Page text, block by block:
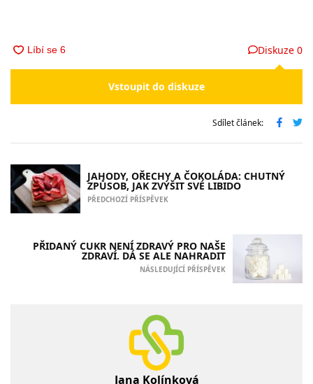
Diskuze 0
Vstoupit do diskuze
Sdílet článek:
JAHODY, OŘECHY A ČOKOLÁDA: CHUTNÝ
ZPŮSOB, JAK ZVÝŠIT SVÉ LIBIDO
PŘEDCHOZÍ PŘÍSPĚVEK
PŘIDANÝ CUKR NENÍ ZDRAVÝ PRO NAŠE
ZDRAVÍ. DÁ SE ALE NAHRADIT
NÁSLEDUJÍCÍ PŘÍSPĚVEK
Jana Kolínková